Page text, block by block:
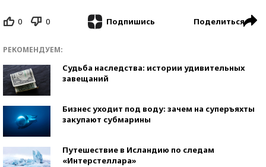
0 0 Подпишись Поделиться
РЕКОМЕНДУЕМ:
Судьба наследства: истории удивительных
завещаний
Бизнес уходит под воду: зачем на суперъяхты
закупают субмарины
Путешествие в Исландию по следам
«Интерстеллара»